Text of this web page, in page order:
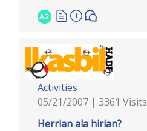
A2
Activities
05/21/2007 | 3361 Visits
Herrian ala hirian?